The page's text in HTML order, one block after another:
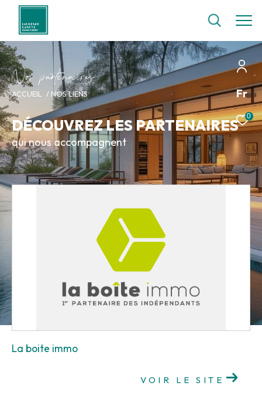
Fr
0
No patenaie
ACCUEIL NOS LIENS
DÉCOUVREZ LES PARTENAIRES
qui nous accompagnent
La boite immo
VOIR LE SITE